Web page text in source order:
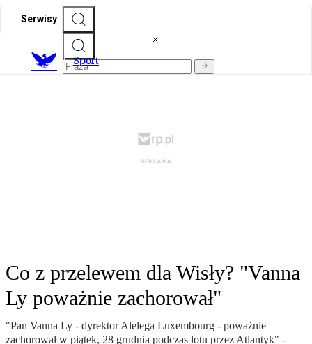
Serwisy
Sport
Co z przelewem dla Wisły? "Vanna
Ly poważnie zachorował"
"Pan Vanna Ly - dyrektor Alelega Luxembourg - poważnie
zachorował w piątek, 28 grudnia podczas lotu przez Atlantyk" -